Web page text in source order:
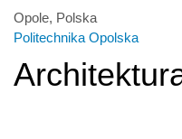
Opole, Polska
Politechnika Opolska